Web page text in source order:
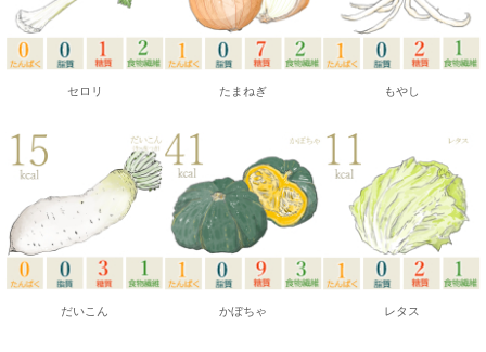
セロリ
だいこん
たまねぎ
かぼちゃ
もやし
レタス